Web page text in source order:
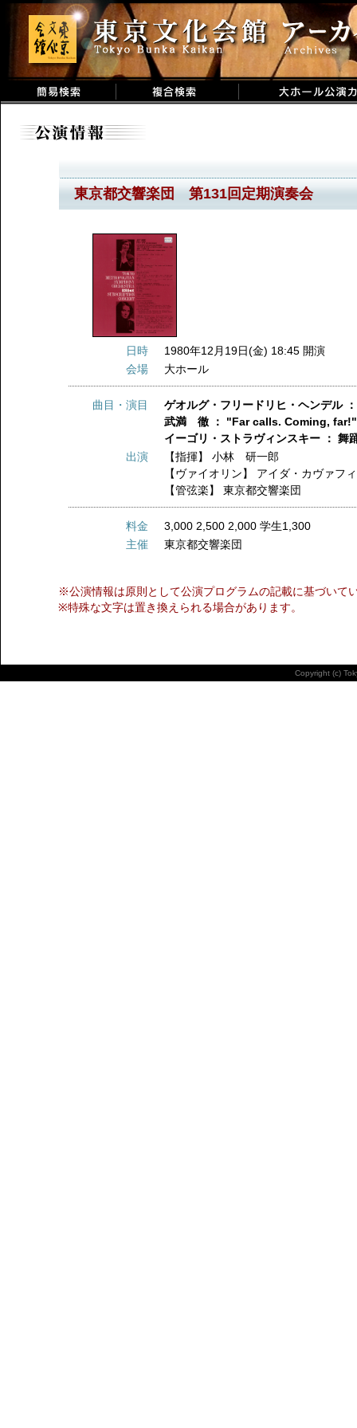
東京都交響楽団 第131回定期演奏会
日時
1980年12月19日(金) 18:45 開演
会場
大ホール
曲目・演目
ゲオルグ・フリードリヒ・ヘンデ
武満 徹 ： "Far calls. Coming,
イーゴリ・ストラヴィンスキー ： 舞
出演
【指揮】小林 研一郎
【ヴァイオリン】 アイダ・カヴァフ
【管弦楽】東京都交響楽団
料金
3,000 2,500 2,000 学生1,300
主催
東京都交響楽団
※公演情報は原則として公演プログラムの記載に基づいて
※特殊な文字は置き換えられる場合があります。
Copyright (c)